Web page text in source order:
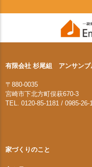
有限会社 杉尾組 アンサンブ
〒880-0035
宮崎市下北方町俣萩670-3
TEL. 0120-85-1181 / 0985-
家づくりのこと